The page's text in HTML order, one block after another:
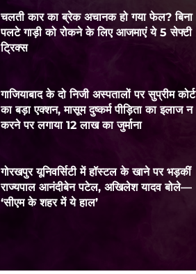
चलती कार का ब्रेक अचानक हो गया फेल? बिना
पलटे गाड़ी को रोकने के लिए आजमाएं ये 5 सेफ्टी
ट्रिक्स
गाजियाबाद के दो निजी अस्पतालों पर सुप्रीम कोर्ट
का बड़ा एक्शन, मासूम दुष्कर्म पीड़िता का इलाज न
करने पर लगाया 12 लाख का जुर्माना
गोरखपुर यूनिवर्सिटी में हॉस्टल के खाने पर भड़कीं
राज्यपाल आनंदीबेन पटेल, अखिलेश यादव बोले—
‘सीएम के शहर में ये हाल’